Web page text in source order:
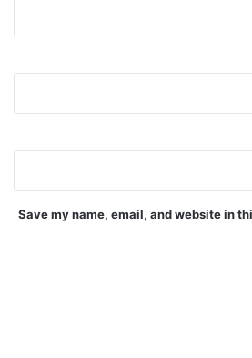
Save my name, email, and website in